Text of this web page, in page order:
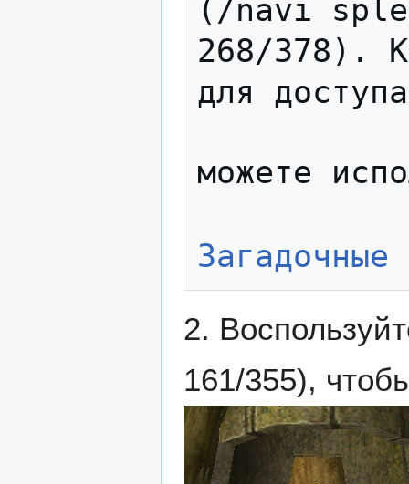
(/navi
268/378).
для
можете
Загадочные
2.
161/355),